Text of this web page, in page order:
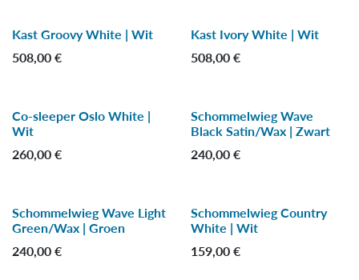
-25 %
Kast Groovy White | Wit
508,00 €
-25 %
Kast Ivory White | Wit
508,00€
Co-sleeper Oslo White |
Wit
260,00 €
Schommelwieg Wave
Black Satin/Wax | Zwart
240,00€
Schommelwieg Wave Light
Green/Wax | Groen
240,00 €
-25 %
Schommelwieg Country
White | Wit
159,00€